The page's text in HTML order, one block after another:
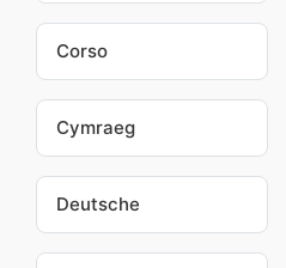
Corso
Cymraeg
Deutsche